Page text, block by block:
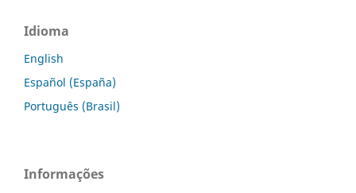
Idioma
English
Español (España)
Português (Brasil)
Informações